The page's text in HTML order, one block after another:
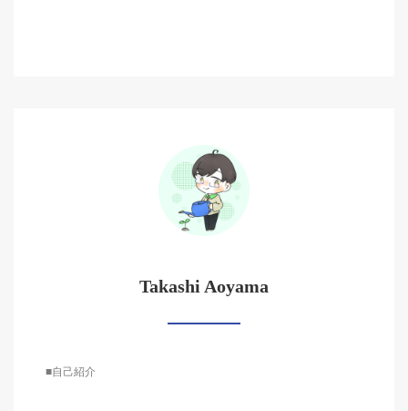
Takashi Aoyama
■自己紹介